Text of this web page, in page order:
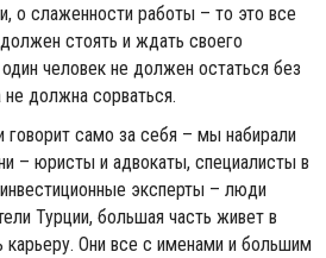
о слаженности работы – то это все
стоять и ждать своего
человек не должен остаться без
не должна сорваться.
говорит само за себя – мы набирали
– юристы и адвокаты, специалисты в
эксперты – люди
Турции, большая часть живет в
карьеру. Они все с именами и большим